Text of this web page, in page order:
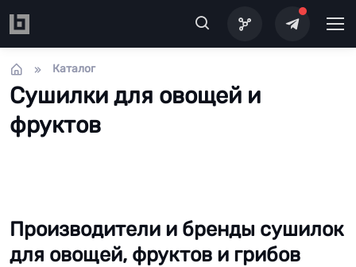
Каталог
Сушилки для овощей и
фруктов
Производители и бренды сушилок
для овощей, фруктов и грибов